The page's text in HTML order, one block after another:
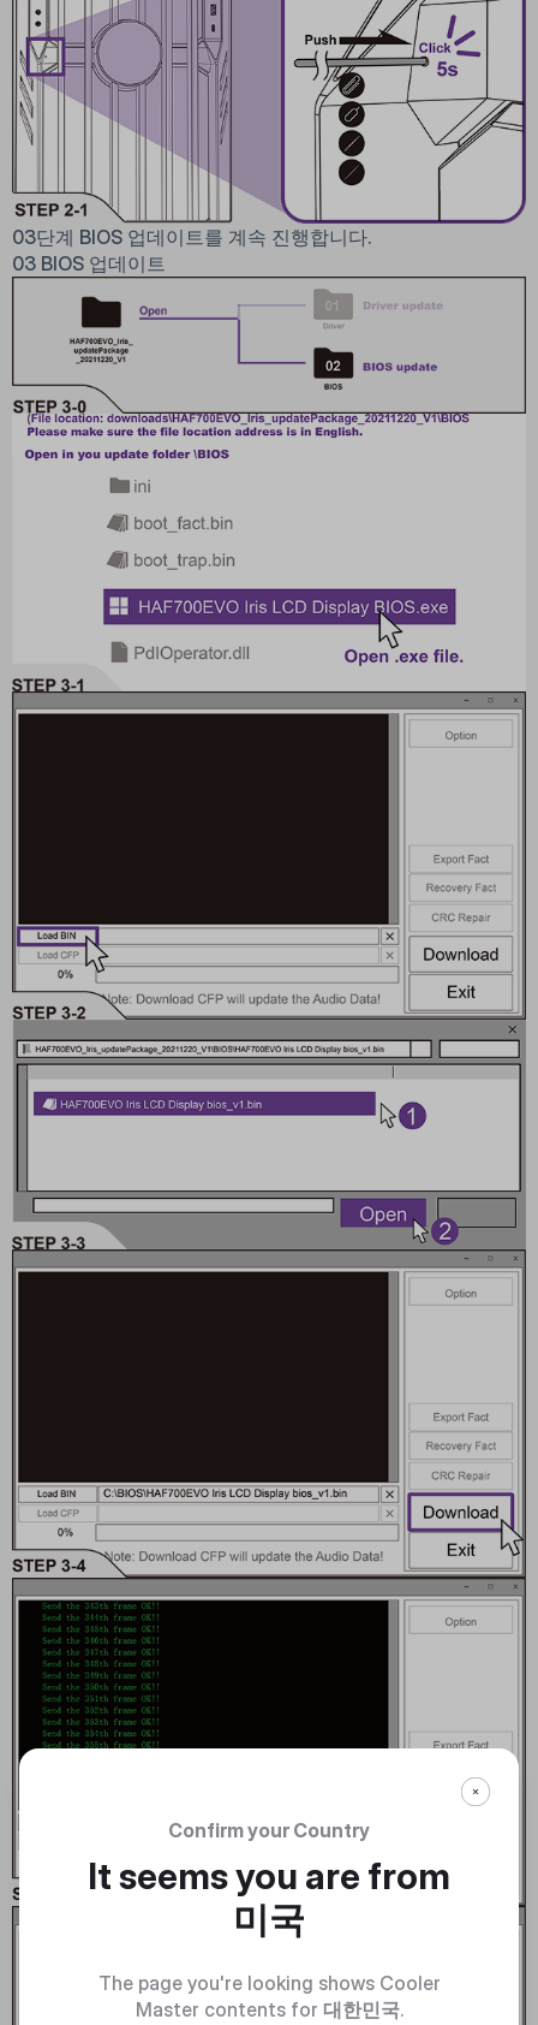
03단계 BIOS 업데이트를 계속 진행합니다.
03 BIOS 업데이트
Confirm your Country
It seems you are from
미국
The page you're looking shows Cooler
Master contents for 대한민국.